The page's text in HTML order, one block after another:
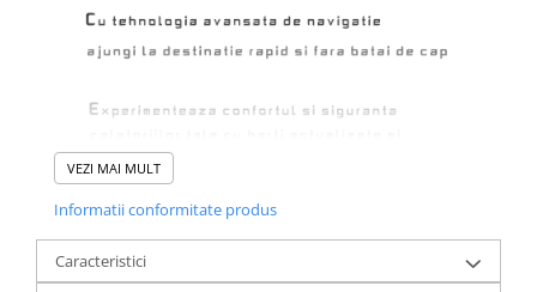
VEZI MAI MULT
Informatii conformitate produs
Caracteristici